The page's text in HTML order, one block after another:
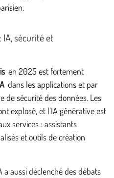
IA, sécurité et
en 2025 est fortement
dans les applications et par
de sécurité des données. Les
explosé, et l’IA générative est
services : assistants
et outils de création
a aussi déclenché des débats